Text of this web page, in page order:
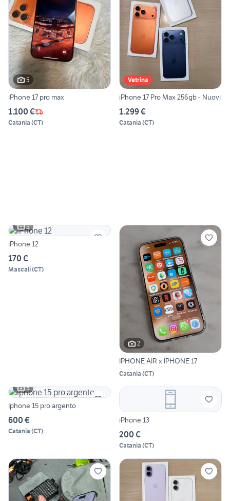
5
iPhone 17 pro max
1.100 €
Catania (CT)
Vetrina
iPhone 17 Pro Max 256gb - Nuovi
1.299 €
Catania (CT)
5
iPhone 12
170 €
Mascali(CT)
2
IPHONE AIR x IPHONE 17
Catania (CT)
5
Iphone 15 pro argento
600 €
Catania (CT)
iPhone 13
200 €
Catania (CT)